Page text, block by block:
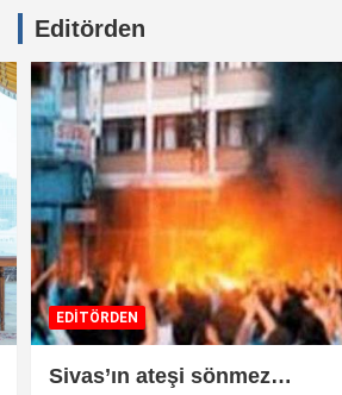
Editörden
EDİTÖRDEN
Sivas’ın ateşi sönmez…